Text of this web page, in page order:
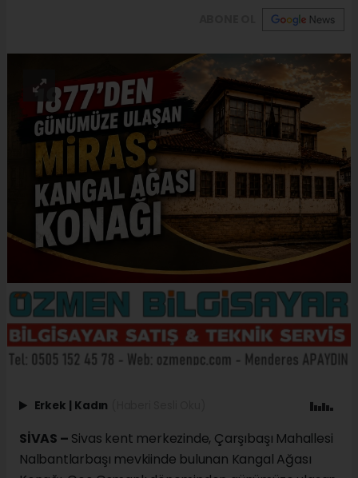
Erkek Kadın
SİVAS – Sivas kent merkezinde, Çarşıbaşı Mahallesi
Nalbantlarbaşı mevkiinde bulunan Kangal Ağası